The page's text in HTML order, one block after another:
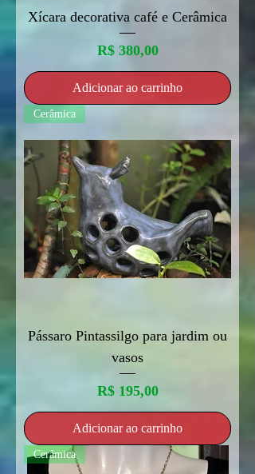
Xícara decorativa café e Cerâmica
Preço
R$ 380,00
Adicionar ao carrinho
Cerâmica
Pássaro Pintassilgo para jardim ou
vasos
Preço
R$ 195,00
Adicionar ao carrinho
Cerâmica